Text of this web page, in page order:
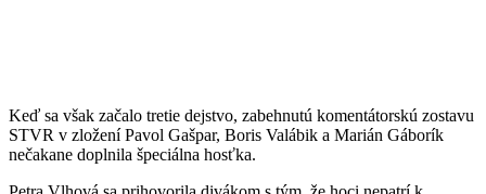
Keď sa však začalo tretie dejstvo, zabehnutú komentátorskú zostavu
STVR v zložení Pavol Gašpar, Boris Valábik a Marián Gáborík
nečakane doplnila špeciálna hosťka.